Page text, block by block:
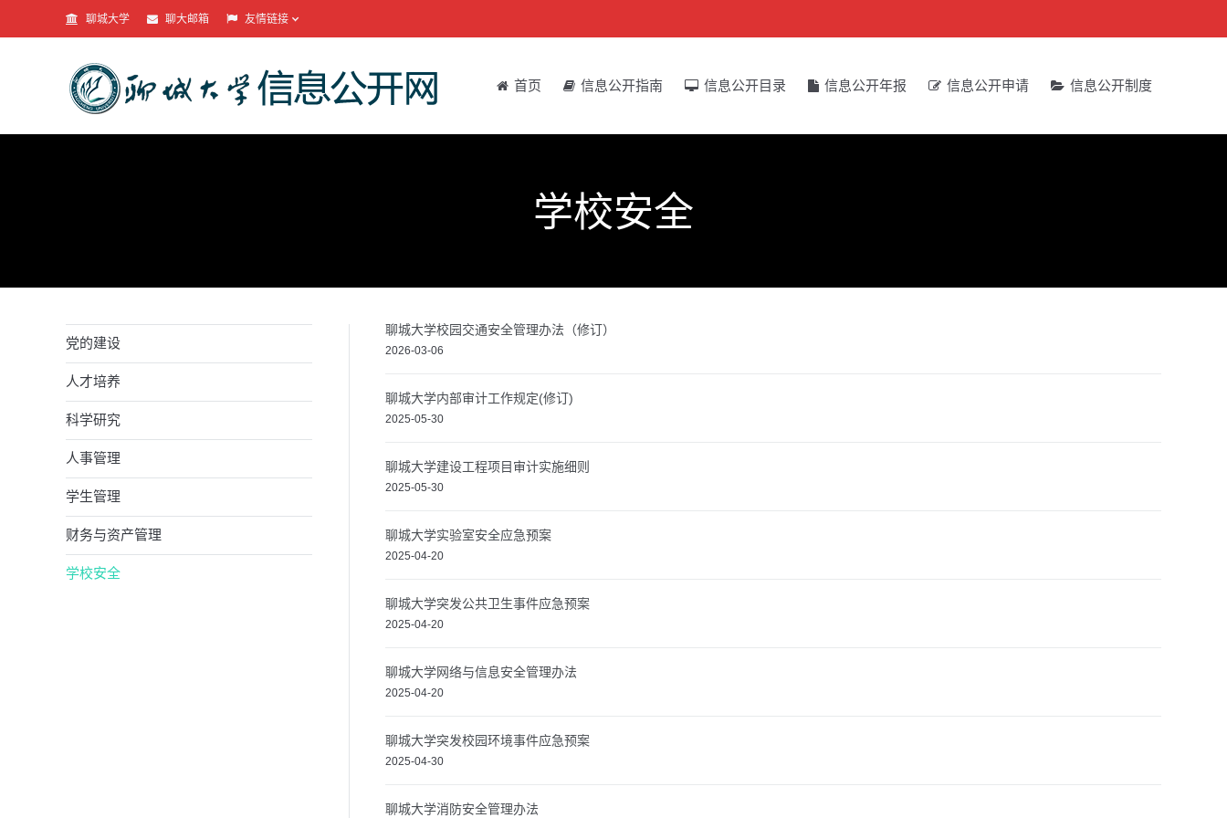
聊城大学 聊大邮箱 友情链接
首页 信息公开指南 信息公开目录 信息公开年报 信息公开申请 信息公开制度
学校安全
聊城大学校园交通安全管理办法（修订）
2026-03-06
聊城大学内部审计工作规定(修订)
2025-05-30
聊城大学建设工程项目审计实施细则
2025-05-30
聊城大学实验室安全应急预案
2025-04-20
聊城大学突发公共卫生事件应急预案
2025-04-20
聊城大学网络与信息安全管理办法
2025-04-20
聊城大学突发校园环境事件应急预案
2025-04-30
聊城大学消防安全管理办法
党的建设
人才培养
科学研究
人事管理
学生管理
财务与资产管理
学校安全